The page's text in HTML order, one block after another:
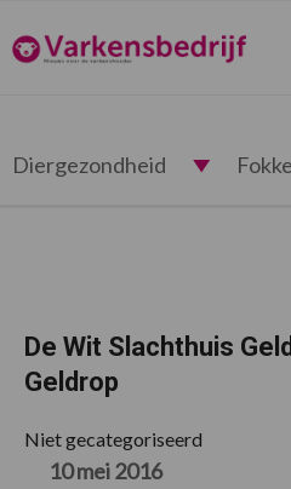
de
hoofdnavigatie
de
hoofd
de
eerste
de
voettekst
Varkensbedrijf.nl
Diergezondheid
De Wit Slachthuis
Geldrop
Niet gecategoriseerd
10 mei 2016